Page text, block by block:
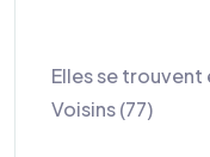
Elles se trouvent
Voisins (77)